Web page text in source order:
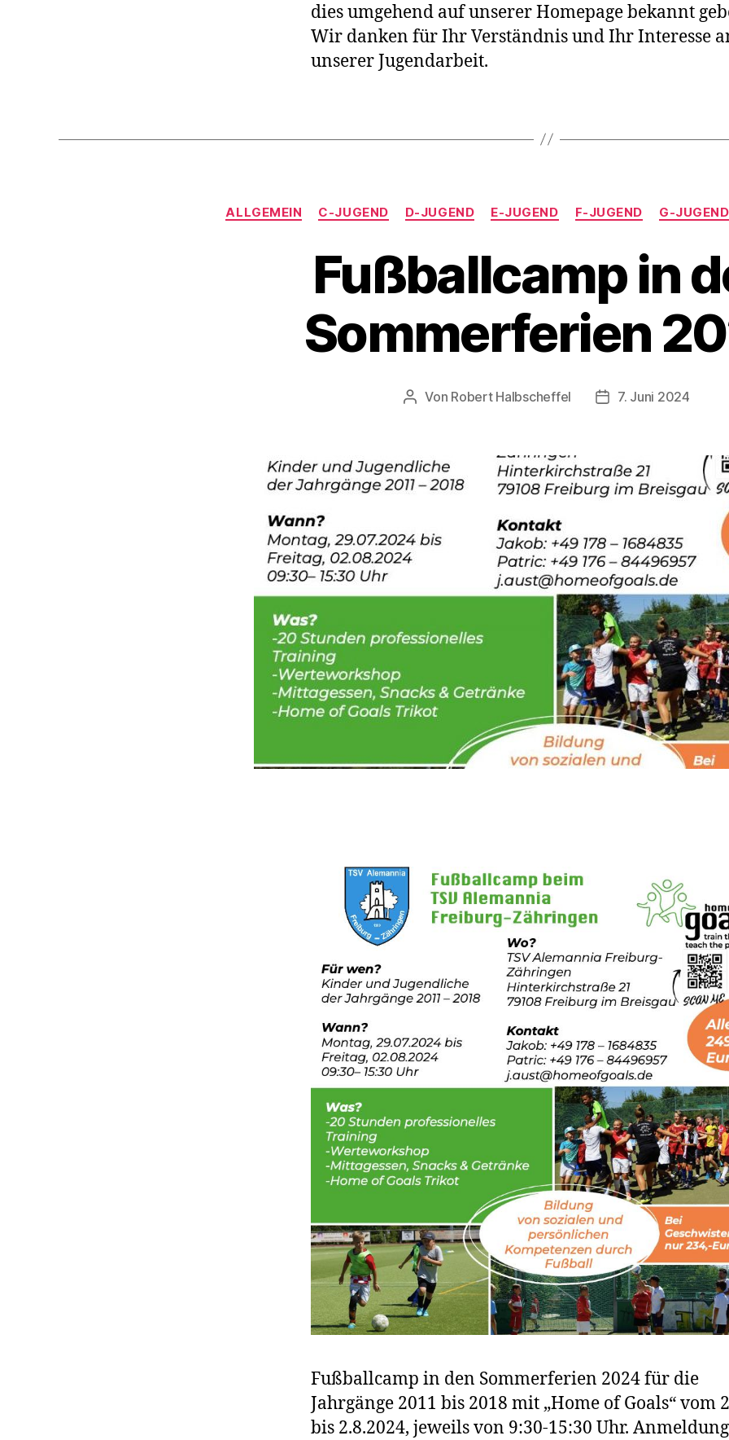
dies umgehend auf unserer Homepage bekannt
Wir danken für Ihr Verständnis und Ihr Interesse
unserer Jugendarbeit.
Kategorien
ALLGEMEIN C-JUGEND D-JUGEND E-JUGEND F-JUGEND G-JUGEND
Fußballcamp in
Sommerferien
Beitragsautor
Von Robert Halbscheffel 7. Juni 2024
Fußballcamp in den Sommerferien 2024 für die
Jahrgänge 2011 bis 2018 mit „Home of Goals“ vom
bis 2.8.2024, jeweils von 9:30-15:30 Uhr.